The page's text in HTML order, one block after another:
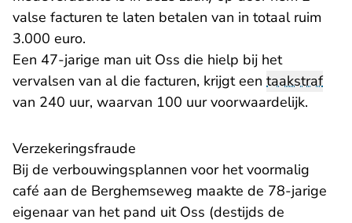
valse facturen te laten betalen van in totaal ruim
3.000 euro.
Een 47-jarige man uit Oss die hielp bij het
vervalsen van al die facturen, krijgt een taakstraf
van 240 uur, waarvan 100 uur voorwaardelijk.
Verzekeringsfraude
Bij de verbouwingsplannen voor het voormalig
café aan de Berghemseweg maakte de 78-jarige
eigenaar van het pand uit Oss (destijds de